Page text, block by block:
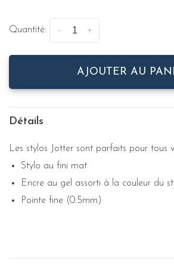
Quantité: +
-
AJOUTER AU
Détails
Les stylos Jotter sont parfaits pour tous
Stylo au fini mat
Encre au gel assorti à la couleur du
Pointe fine (0.5mm)